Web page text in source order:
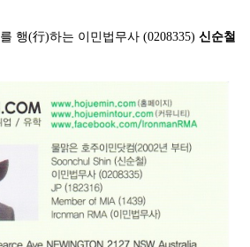
를 행(行)하는 이민법무사 (0208335) 신순철